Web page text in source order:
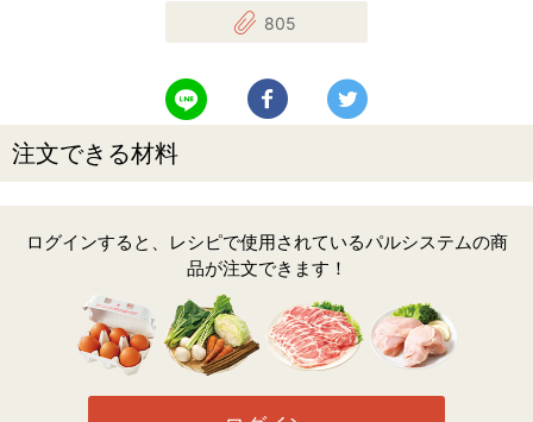
805
LINEで送る Facebookでシェアする
注文できる材料
ログインすると、レシピで使用されているパルシステムの商
品が注文できます！